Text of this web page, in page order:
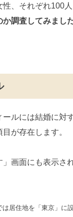
、それぞれ100
調査してみまし
ルには結婚に対
が存在します。
」画面にも表示さ
居住地を「東京」に設